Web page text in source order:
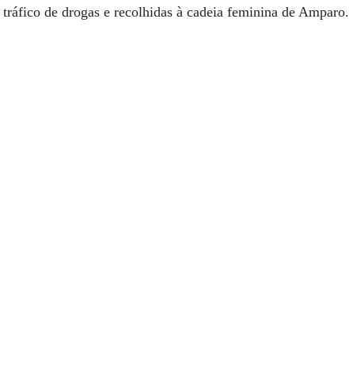
de drogas e recolhidas à cadeia feminina de Amparo.